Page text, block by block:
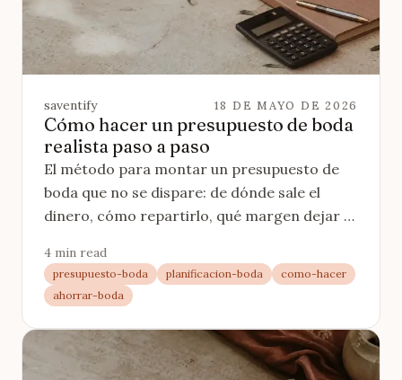
saventify 18 DE MAYO DE 2026
Cómo hacer un presupuesto de boda
realista paso a paso
El método para montar un presupuesto de
boda que no se dispare: de dónde sale el
dinero, cómo repartirlo, qué margen dejar y
4 min read
presupuesto-boda planificacion-boda
como-hacer
ahorrar-boda